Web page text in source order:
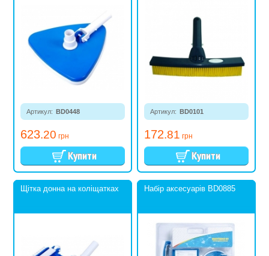
Артикул: BD0448
623.20 грн
Артикул: BD0101
172.81 грн
Щітка донна на коліщатках Набір аксесуарів BD0885